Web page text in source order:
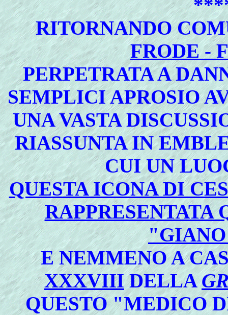
RITORNANDO
FRODE -
PERPETRATA A
SEMPLICI APROSIO
UNA VASTA
RIASSUNTA IN
CUI UN
QUESTA ICONA DI
RAPPRESENTATA
E NEMMENO A
XXXVIIIDELLA
QUESTO "MEDICO